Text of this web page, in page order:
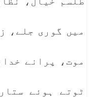
میں گوری جلے،
موت، پرانے
ٹوتے ہوئے